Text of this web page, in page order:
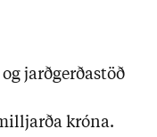
jarðgerðastöð
króna.